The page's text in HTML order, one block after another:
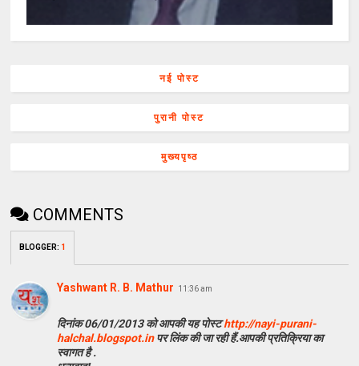
नई पोस्ट
पुरानी पोस्ट
मुख्यपृष्ठ
COMMENTS
BLOGGER: 1
Yashwant R. B. Mathur 11:36 am
दिनांक 06/01/2013 को आपकी यह पोस्टhttp://nayi-purani-
halchal.blogspot.inपर लिंक की जा रही हैं.आपकी प्रतिक्रिया का
स्वागत है .